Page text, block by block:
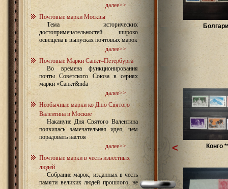
далее>>
Почтовые марки Москвы
Тема исторических
достопримечательностей широко
освещена в выпусках почтовых марок
далее>>
Почтовые Марки Санкт–Петербурга
Во времена функционирования
почты Советского Союза в сериях
марки «Санкт&nda
далее>>
Необычные марки ко Дню Святого
Валентина в Москве
Накануне Дня Святого Валентина
появилась замечательная идея, чем
порадовать настоя
далее>>
Почтовые марки в честь известных
людей
Собрание марок, изданных в честь
памяти великих людей прошлого, не
Конго
<